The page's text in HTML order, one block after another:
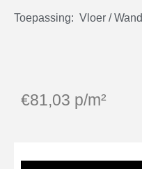
Toepassing: Vloer / Wand
€81,03 p/m²